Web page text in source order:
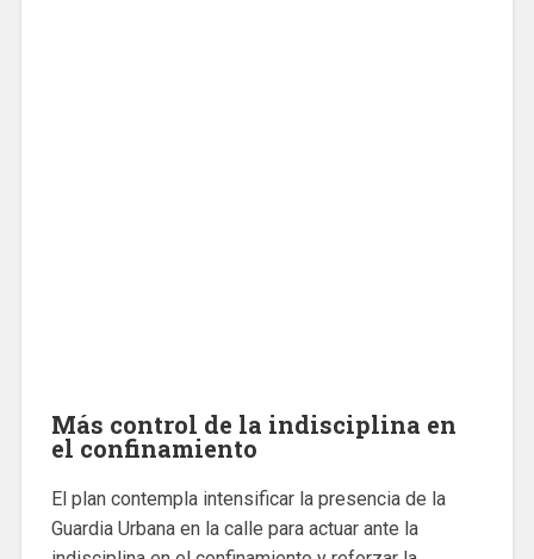
Más control de la indisciplina en
el confinamiento
El plan contempla intensificar la presencia de la
Guardia Urbana en la calle para actuar ante la